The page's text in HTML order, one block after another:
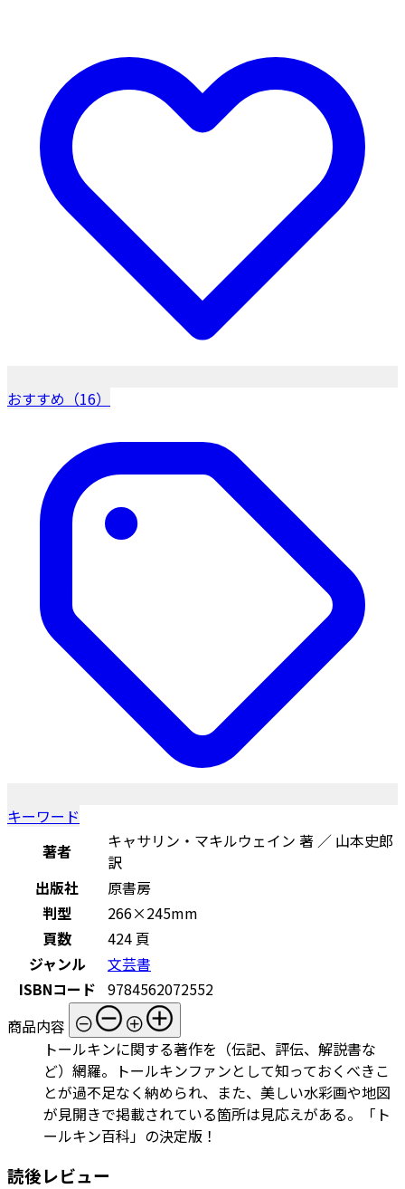
おすすめ（16）
キーワード
著者
キャサリン・マキルウェイン 著 ／ 山本史郎
訳
出版社
原書房
判型
266×245mm
頁数
424 頁
ジャンル
文芸書
ISBNコード 9784562072552
商品内容
トールキンに関する著作を（伝記、評伝、解説書な
ど）網羅。トールキンファンとして知っておくべきこ
とが過不足なく納められ、また、美しい水彩画や地図
が見開きで掲載されている箇所は見応えがある。「ト
ールキン百科」の決定版！
読後レビュー